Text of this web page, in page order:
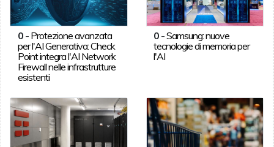
0- Protezione avanzata
per l'AI Generativa: Check
Point integra l'AI Network
Firewall nelle infrastrutture
esistenti
0 -Samsung: nuove
tecnologie di memoria per
l'AI